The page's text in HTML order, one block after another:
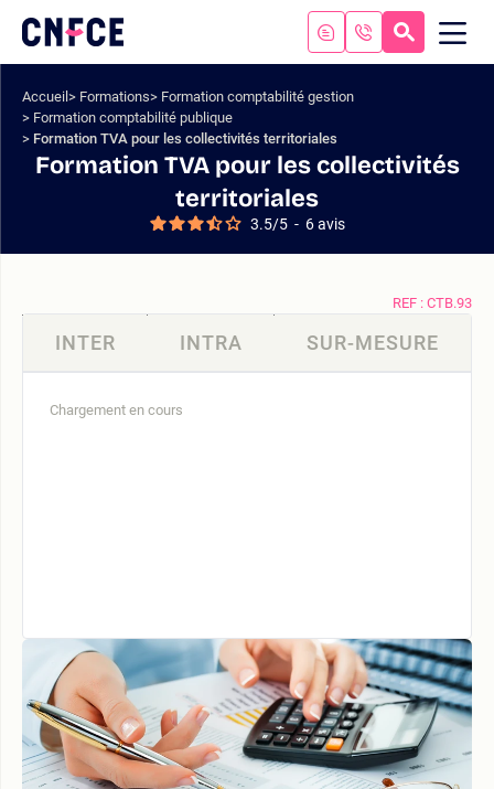
contenu
menu
Logo
site
Accueil Formations
Formation comptabilité gestion
Formation comptabilité publique
Formation TVA pour les collectivités territoriales
Formation TVA pour les collectivités
territoriales
3.5/5 - 6avis
REF : CTB.93
INTER INTRA SUR-MESURE